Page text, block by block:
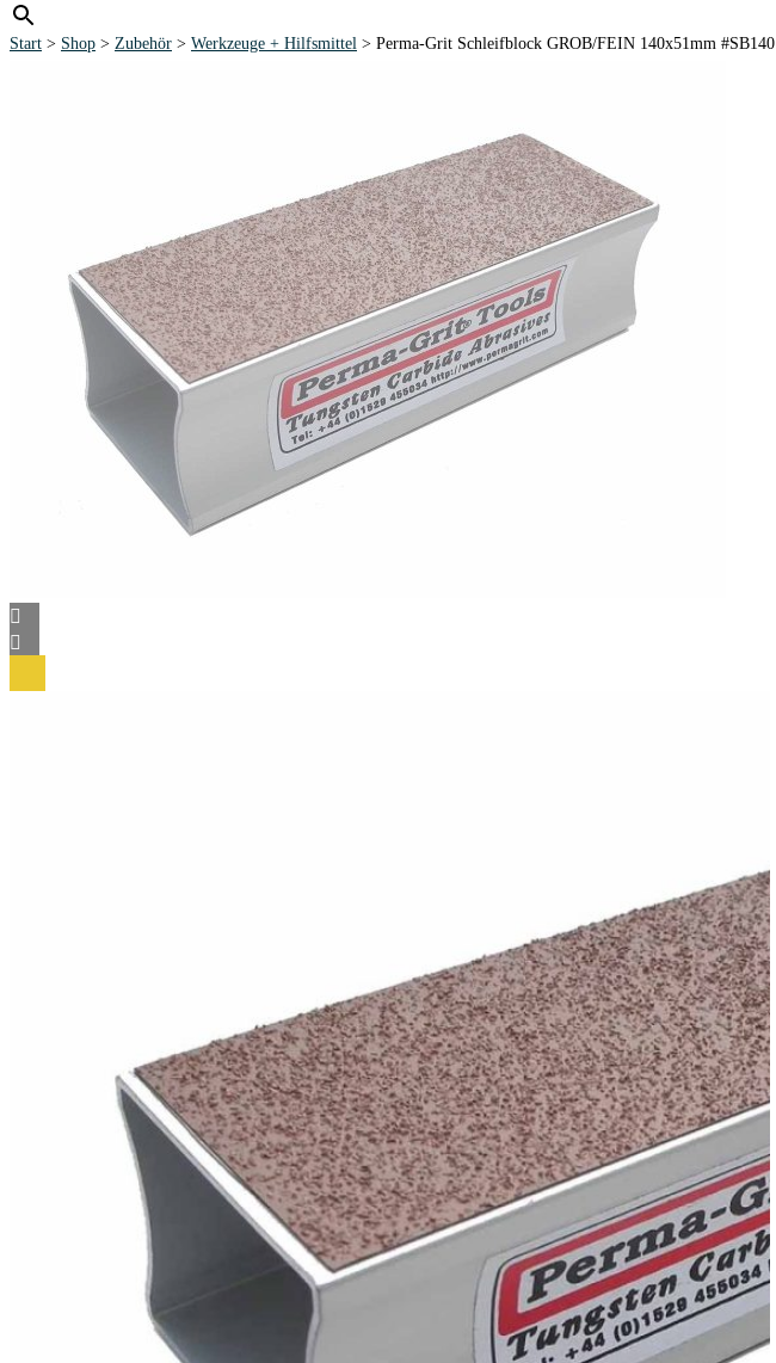
Start > Shop > Zubehör > Werkzeuge + Hilfsmittel > Perma-Grit Schleifblock GROB/FEIN 140x51mm #SB140